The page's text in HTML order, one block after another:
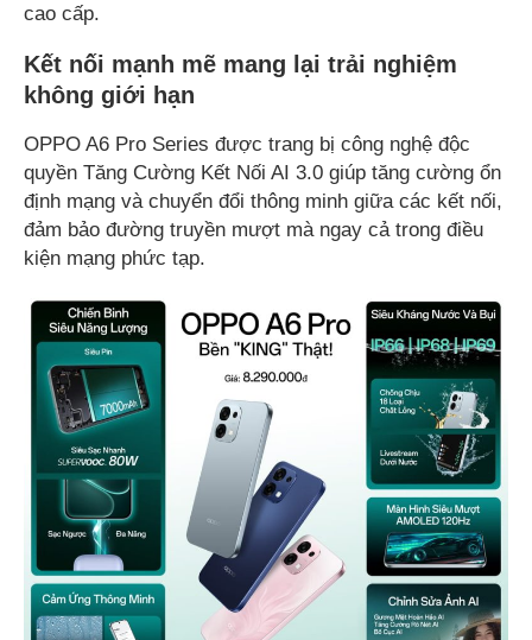
cao cấp.
Kết nối mạnh mẽ mang lại trải nghiệm
không giới hạn
OPPO A6 Pro Series được trang bị công nghệ độc
quyền Tăng Cường Kết Nối AI 3.0 giúp tăng cường ổn
định mạng và chuyển đổi thông minh giữa các kết nối,
đảm bảo đường truyền mượt mà ngay cả trong điều
kiện mạng phức tạp.